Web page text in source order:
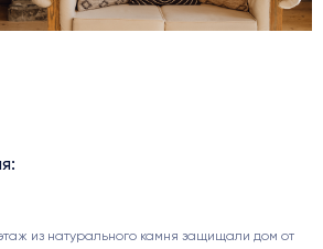
из натурального камня защищали дом от